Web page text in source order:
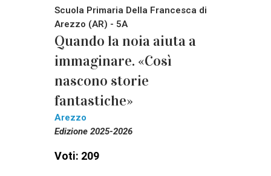
Scuola Primaria Della Francesca di
Arezzo (AR) - 5A
Quando la noia aiuta a
immaginare. «Così
nascono storie
fantastiche»
Arezzo
Edizione 2025-2026
Voti: 209